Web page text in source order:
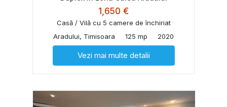
1,650 €
Casă / Vilă cu 5 camere de închiriat
Aradului, Timisoara
125 mp 2020
Vezi mai multe detalii